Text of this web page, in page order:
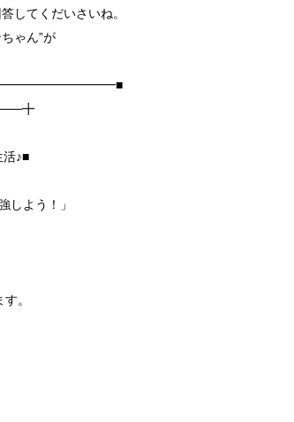
してくだいさいね。
ゃん”が
♪■
しよう！」
。